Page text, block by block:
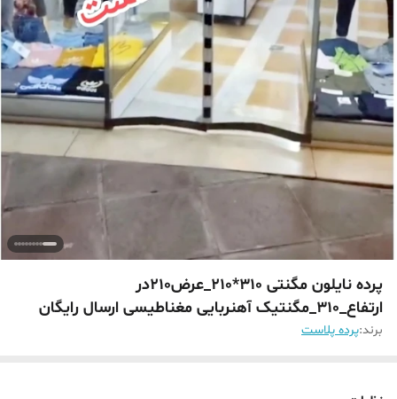
پرده نایلون مگنتی 310*210_عرض210در
ارتفاع_310_مگنتیک آهنربایی مغناطیسی ارسال رایگان
برند:پرده پلاست